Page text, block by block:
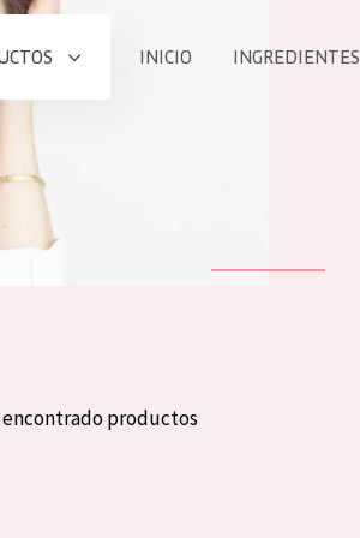
INICIO INGREDIENTES
encontrado productos